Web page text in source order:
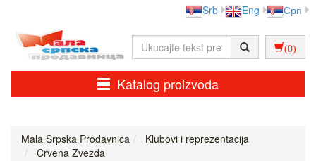
Srb Eng Срп
(0)
Katalog proizvoda
Mala Srpska Prodavnica
Klubovi i reprezentacija
Crvena Zvezda